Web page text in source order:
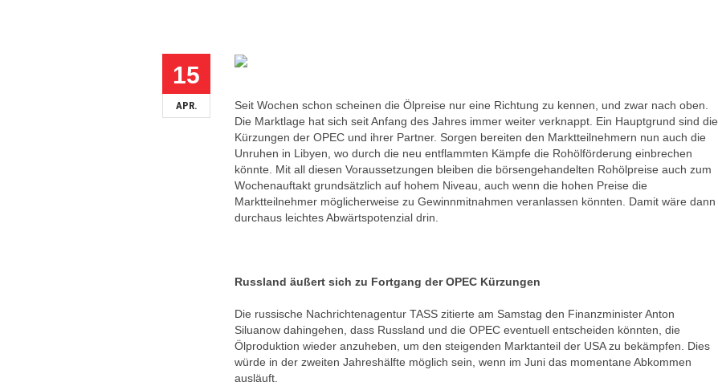
15
APR.
Seit Wochen schon scheinen die Ölpreise nur eine Richtung zu kennen, und zwar nach oben.
Die Marktlage hat sich seit Anfang des Jahres immer weiter verknappt. Ein Hauptgrund sind die
Kürzungen der OPEC und ihrer Partner. Sorgen bereiten den Marktteilnehmern nun auch die
Unruhen in Libyen, wo durch die neu entflammten Kämpfe die Rohölförderung einbrechen
könnte. Mit all diesen Voraussetzungen bleiben die börsengehandelten Rohölpreise auch zum
Wochenauftakt grundsätzlich auf hohem Niveau, auch wenn die hohen Preise die
Marktteilnehmer möglicherweise zu Gewinnmitnahmen veranlassen könnten. Damit wäre dann
durchaus leichtes Abwärtspotenzial drin.
Russland äußert sich zu Fortgang der OPEC Kürzungen
Die russische Nachrichtenagentur TASS zitierte am Samstag den Finanzminister Anton
Siluanow dahingehen, dass Russland und die OPEC eventuell entscheiden könnten, die
Ölproduktion wieder anzuheben, um den steigenden Marktanteil der USA zu bekämpfen. Dies
würde in der zweiten Jahreshälfte möglich sein, wenn im Juni das momentane Abkommen
ausläuft.